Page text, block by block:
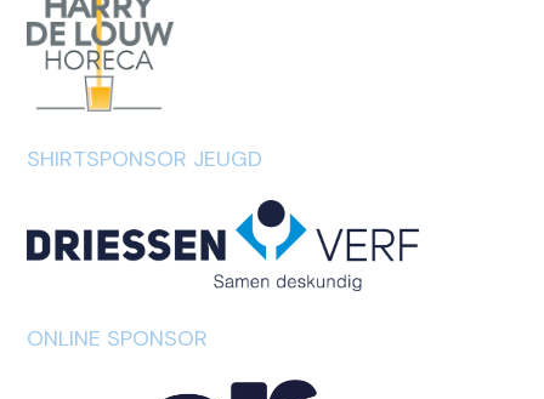
SHIRTSPONSOR JEUGD
ONLINE SPONSOR